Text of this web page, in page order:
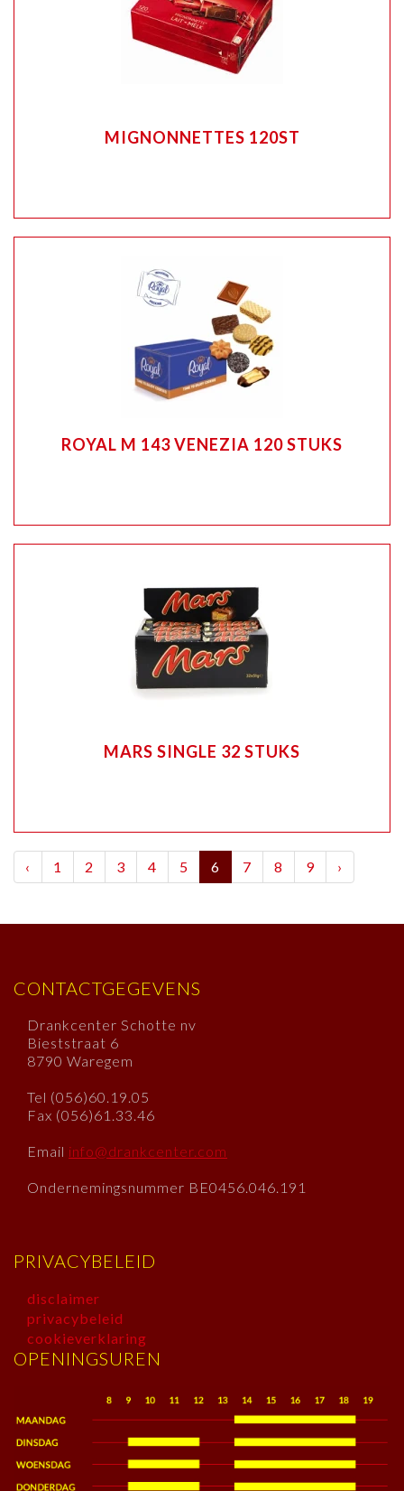
MIGNONNETTES 120ST
ROYAL M 143 VENEZIA 120 STUKS
MARS SINGLE 32 STUKS
‹ 1 2 3 4 5 6 7 8 9 ›
CONTACTGEGEVENS
Drankcenter Schotte nv
Bieststraat 6
8790 Waregem
Tel (056)60.19.05
Fax (056)61.33.46
Email info@drankcenter.com
Ondernemingsnummer BE0456.046.191
PRIVACYBELEID
disclaimer
privacybeleid
cookieverklaring
OPENINGSUREN